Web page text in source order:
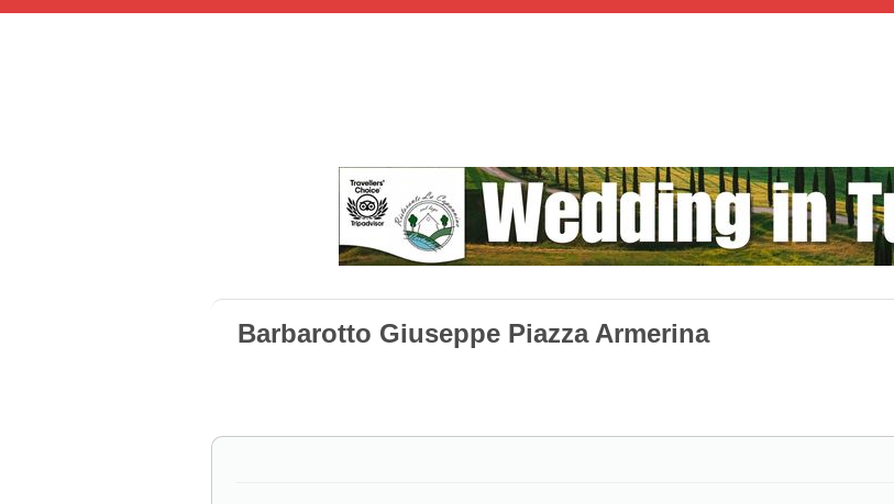
Barbarotto Giuseppe Piazza Armerina